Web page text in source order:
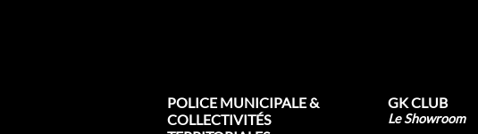
POLICE MUNICIPALE &
COLLECTIVITÉS
GK CLUB
Le Showroom